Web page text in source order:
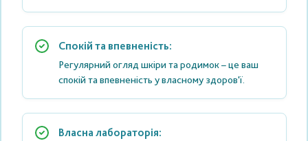
Спокій та впевненість:
Регулярний огляд шкіри та родимок – це ваш
спокій та впевненість у власному здоров'ї.
Власна лабораторія: